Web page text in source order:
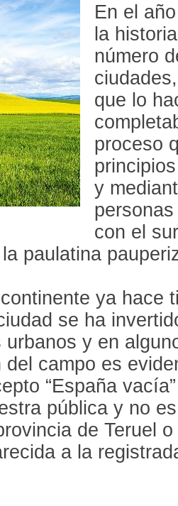
En el
la
número
que lo
proceso
y
con el
paulatina
ya hace
se ha
y en
del campo es
“España
pública y no
de Teruel
a la